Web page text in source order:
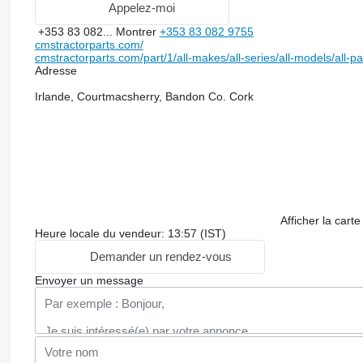
Appelez-moi
+353 83 082... Montrer +353 83 082 9755
cmstractorparts.com/
cmstractorparts.com/part/1/all-makes/all-series/all-models/all-
Adresse
Irlande, Courtmacsherry, Bandon Co. Cork
Afficher la carte
Heure locale du vendeur: 13:57 (IST)
Demander un rendez-vous
Envoyer un message